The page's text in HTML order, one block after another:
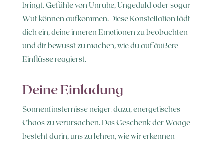
bringt. Gefühle von Unruhe, Ungeduld oder sogar
Wut können aufkommen. Diese Konstellation lädt
dich ein, deine inneren Emotionen zu beobachten
und dir bewusst zu machen, wie du auf äußere
Einflüsse reagierst.
Deine Einladung
Sonnenfinsternisse neigen dazu, energetisches
Chaos zu verursachen. Das Geschenk der Waage
besteht darin, uns zu lehren, wie wir erkennen